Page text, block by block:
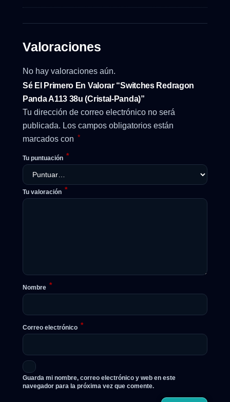
Valoraciones
No hay valoraciones aún.
Sé El Primero En Valorar “Switches Redragon
Panda A113 38u (Cristal-Panda)”
Tu dirección de correo electrónico no será
publicada. Los campos obligatorios están
marcados con *
Tu puntuación *
Tu valoración *
Nombre *
Correo electrónico *
Guarda mi nombre, correo electrónico y web en este
navegador para la próxima vez que comente.